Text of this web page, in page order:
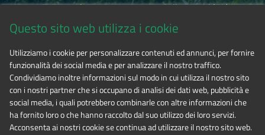
Via Fransuà Fontan, 1 - 10050 Salbertrand (TO)
Tel. 0122.854720
E-mailalpicozie@cert.ruparpiemonte.it
Questo sito web utilizza i cookie
Utilizziamo i cookie per personalizzare contenuti ed annunci, per fornire
funzionalità dei social media e per analizzare il nostro traffico.
Condividiamo inoltre informazioni sul modo in cui utilizza il nostro sito
con i nostri partner che si occupano di analisi dei dati web, pubblicità e
social media, i quali potrebbero combinarle con altre informazioni che
ha fornito loro o che hanno raccolto dal suo utilizzo dei loro servizi.
Acconsenta ai nostri cookie se continua ad utilizzare il nostro sito web.